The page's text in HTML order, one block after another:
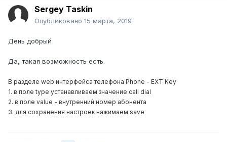
Sergey Taskin
Опубликовано 15 марта, 2019
День добрый
Да, такая возможность есть.
В разделе web интерфейса телефона Phone - EXT Key
1. в поле type устанавливаем значение call dial
2. в поле value - внутренний номер абонента
3. для сохранения настроек нажимаем save